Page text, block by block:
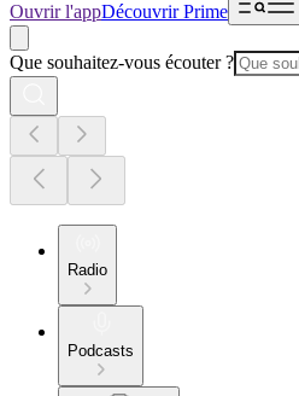
Ouvrir l'appDécouvrir Prime
Que souhaitez-vous écouter ?
Radio
Podcasts